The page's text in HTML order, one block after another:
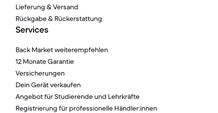
Lieferung & Versand
Rückgabe & Rückerstattung
Services
Back Market weiterempfehlen
12 Monate Garantie
Versicherungen
Dein Gerät verkaufen
Angebot für Studierende und Lehrkräfte
Registrierung für professionelle Händler:innen